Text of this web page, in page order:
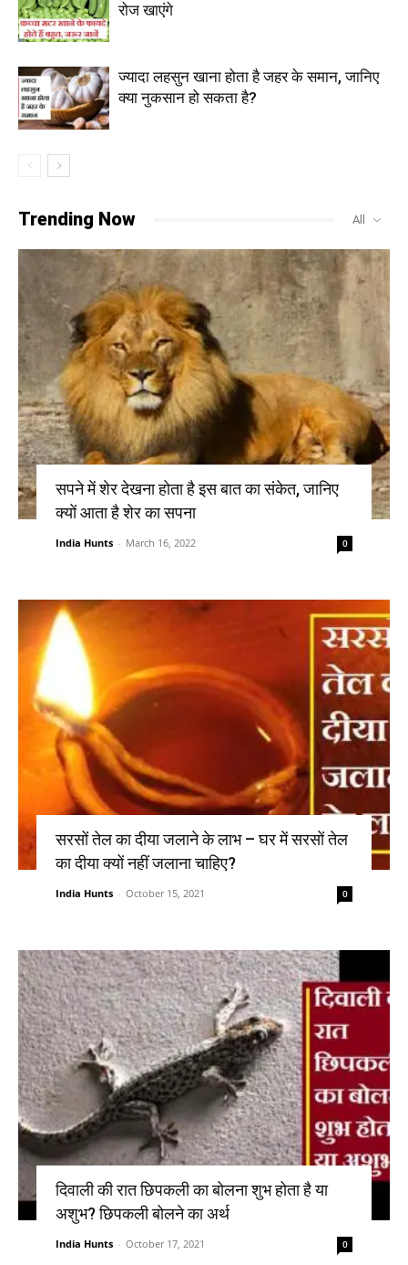
रोज खाएंगे
ज्यादा लहसुन खाना होता है जहर के समान, जानिए
क्या नुकसान हो सकता है?
Trending Now All
सपने में शेर देखना होता है इस बात का संकेत, जानिए
क्यों आता है शेर का सपना
India Hunts - March 16, 2022 0
सरसों तेल का दीया जलाने के लाभ – घर में सरसों तेल
का दीया क्यों नहीं जलाना चाहिए?
India Hunts - October 15, 2021 0
दिवाली की रात छिपकली का बोलना शुभ होता है या
अशुभ? छिपकली बोलने का अर्थ
India Hunts - October 17, 2021 0